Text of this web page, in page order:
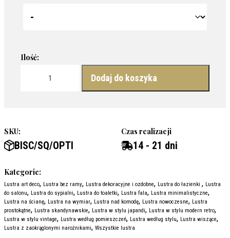
ilość BISCUIT - LUSTRO DEKORACYJNE DO ŁAZIENKI
Dodaj do koszyka
SKU:
BISC/SQ/OPTI
Czas realizacji
14 - 21 dni
Kategorie:
Lustra art deco, Lustra bez ramy, Lustra dekoracyjne i ozdobne, Lustra do łazienki , Lustra
do salonu, Lustra do sypialni, Lustra do toaletki, Lustra fala, Lustra minimalistyczne,
Lustra na ścianę, Lustra na wymiar, Lustra nad komodę, Lustra nowoczesne, Lustra
prostokątne, Lustra skandynawskie, Lustra w stylu japandi, Lustra w stylu modern retro,
Lustra w stylu vintage, Lustra według pomieszczeń, Lustra według stylu, Lustra wiszące,
Lustra z zaokrąglonymi narożnikami, Wszystkie lustra